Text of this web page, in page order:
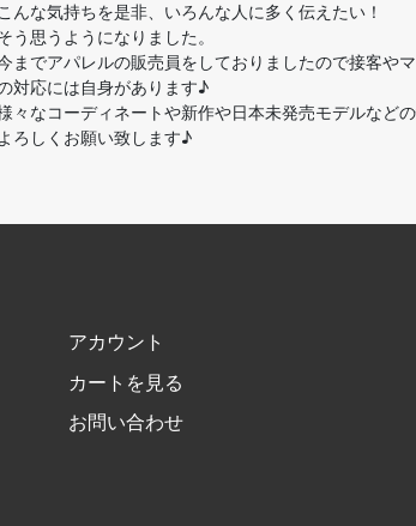
こんな気持ちを是非、いろんな人に多く伝えたい！
う思うようになりました。
までアパレルの販売員をしておりましたので接客や
対応には自身があります♪
々なコーディネートや新作や日本未発売モデルなど
よろしくお願い致します♪
アカウント
カートを見る
お問い合わせ